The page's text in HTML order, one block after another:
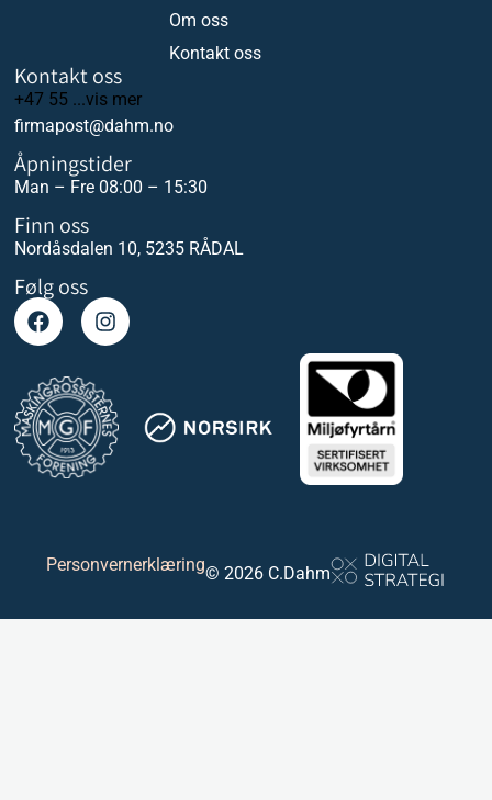
Om oss
Kontakt oss
Kontakt oss
+47 55 ...vis mer
firmapost@dahm.no
Åpningstider
Man – Fre 08:00 – 15:30
Finn oss
Nordåsdalen 10, 5235 RÅDAL
Følg oss
Personvernerklæring© 2026 C.Dahm